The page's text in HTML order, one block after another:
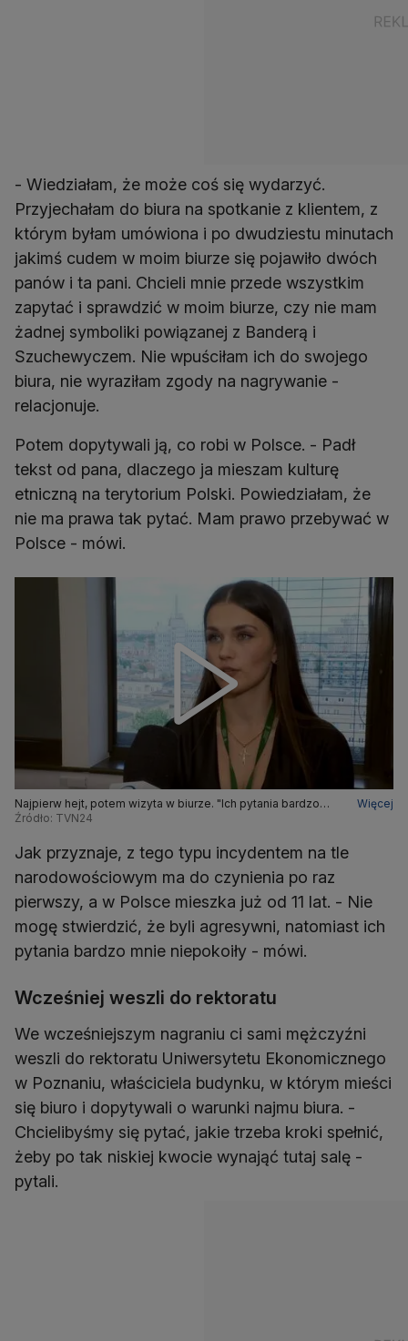
- Wiedziałam, że może coś się wydarzyć.
Przyjechałam do biura na spotkanie z klientem, z
którym byłam umówiona i po dwudziestu minutach
jakimś cudem w moim biurze się pojawiło dwóch
panów i ta pani. Chcieli mnie przede wszystkim
zapytać i sprawdzić w moim biurze, czy nie mam
żadnej symboliki powiązanej z Banderą i
Szuchewyczem. Nie wpuściłam ich do swojego
biura, nie wyraziłam zgody na nagrywanie -
relacjonuje.
Potem dopytywali ją, co robi w Polsce. - Padł
tekst od pana, dlaczego ja mieszam kulturę
etniczną na terytorium Polski. Powiedziałam, że
nie ma prawa tak pytać. Mam prawo przebywać w
Polsce - mówi.
Najpierw hejt, potem wizyta w biurze. "Ich pytania bardzo
mnie niepokoiły"
Więcej
Źródło: TVN24
Jak przyznaje, z tego typu incydentem na tle
narodowościowym ma do czynienia po raz
pierwszy, a w Polsce mieszka już od 11 lat. - Nie
mogę stwierdzić, że byli agresywni, natomiast ich
pytania bardzo mnie niepokoiły - mówi.
Wcześniej weszli do rektoratu
We wcześniejszym nagraniu ci sami mężczyźni
weszli do rektoratu Uniwersytetu Ekonomicznego
w Poznaniu, właściciela budynku, w którym mieści
się biuro i dopytywali o warunki najmu biura. -
Chcielibyśmy się pytać, jakie trzeba kroki spełnić,
żeby po tak niskiej kwocie wynająć tutaj salę -
pytali.